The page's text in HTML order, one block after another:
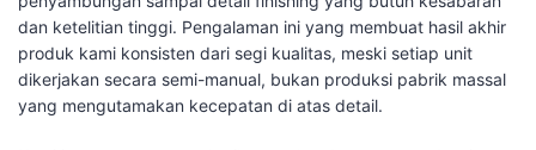
dan ketelitian tinggi. Pengalaman ini yang membuat hasil akhir
produk kami konsisten dari segi kualitas, meski setiap unit
dikerjakan secara semi-manual, bukan produksi pabrik massal
yang mengutamakan kecepatan di atas detail.